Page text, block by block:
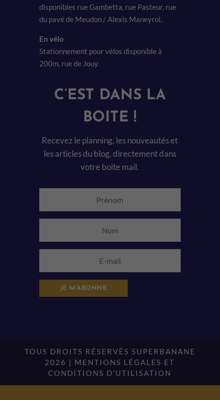
disponibles rue Gambetta, rue Pasteur, rue
du pavé de Meudon / Alexis Maneyrol.
En vélo
Stationnement pour vélos disponible à
200m, rue de Jouy.
C’EST DANS LA
BOITE !
Recevez le planning, les nouveautés et
les articles du blog, directement dans
votre boite mail.
JE M'ABONNE
TOUS DROITS RÉSERVÉS SUPERBANANE
2026 | MENTIONS LÉGALES ET
CONDITIONS D’UTILISATION